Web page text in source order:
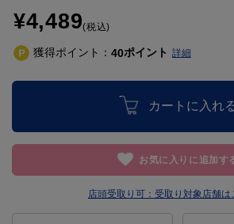
¥4,489(税込)
獲得ポイント： 40ポイント 詳細
カートに入れ
お気に入りに追加す
店頭受取り可： 受取り対象店舗は